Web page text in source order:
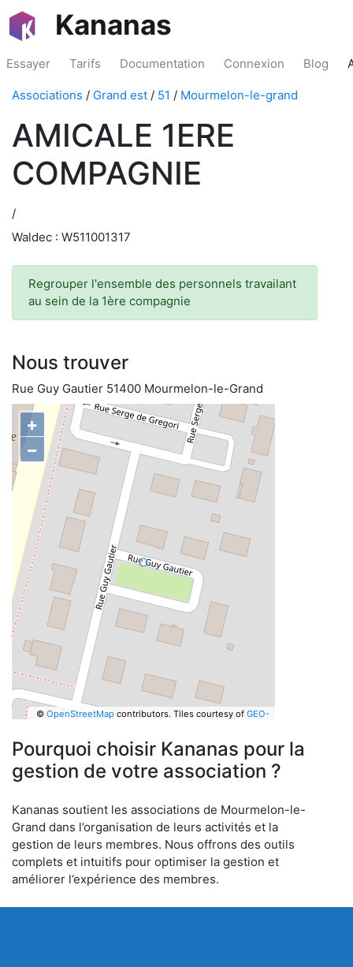
Kananas
Essayer Tarifs Documentation Connexion Blog
Associations / Grand est / 51 / Mourmelon-le-grand
AMICALE 1ERE
COMPAGNIE
/
Waldec : W511001317
Regrouper l'ensemble des personnels travailant
au sein de la 1ère compagnie
Nous trouver
Rue Guy Gautier 51400 Mourmelon-le-Grand
+
−
© OpenStreetMapcontributors. Tiles courtesy of GEO-
Pourquoi choisir Kananas pour la
gestion de votre association ?
Kananas soutient les associations de Mourmelon-le-
Grand dans l’organisation de leurs activités et la
gestion de leurs membres. Nous offrons des outils
complets et intuitifs pour optimiser la gestion et
améliorer l’expérience des membres.